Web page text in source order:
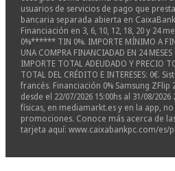
usuarios de servicios de pago que
bancaria separada abierta en CaixaBank,
Financiación en 3, 6, 10, 12, 18, 20 y 24
0%****** TIN 0%. IMPORTE MÍNIMO A
UNA COMPRA FINANCIADAD EN 24
IMPORTE TOTAL ADEUDADO Y PRECIO
TOTAL DEL CRÉDITO E INTERESES: 0€.
francés. Financiación 0% Samsung ZFlip
desde el 22/07/2026 15:00hs al 31/08/
físicas, en mediamarkt.es y en la app,
promociones. Conoce más acerca de
tarjeta aquí: www.caixabankpc.com/es/